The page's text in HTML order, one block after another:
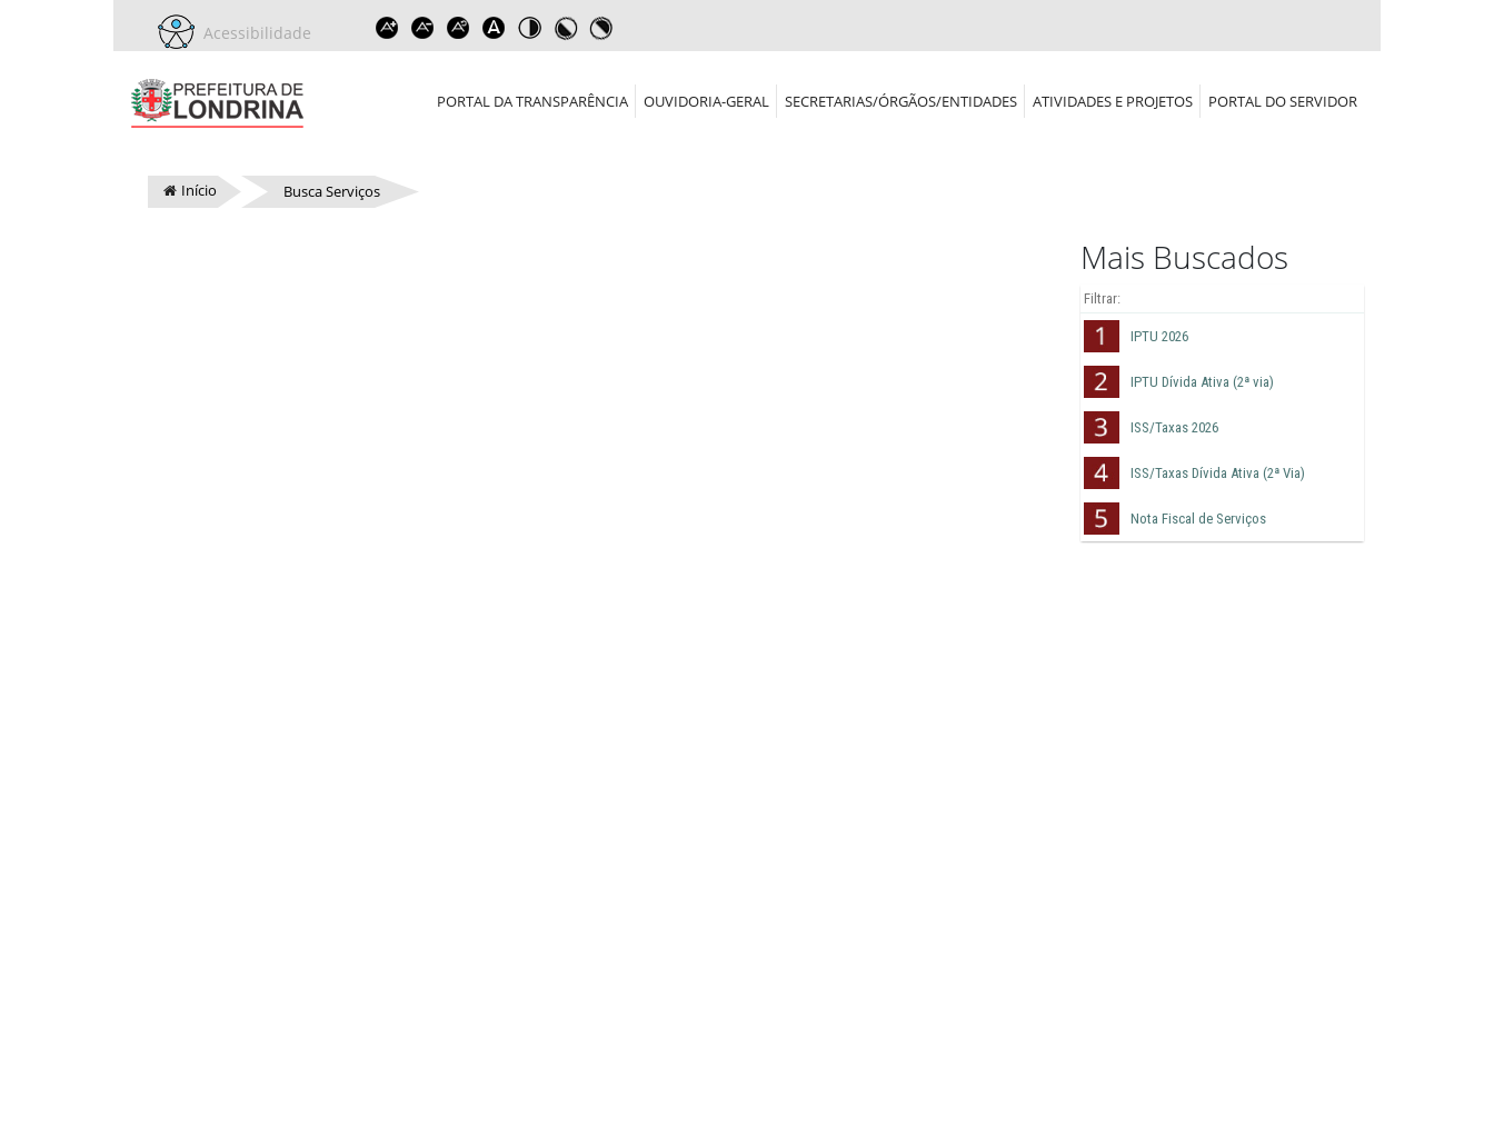
Acessibilidade
PORTAL DA TRANSPARÊNCIA OUVIDORIA-GERAL SECRETARIAS/ÓRGÃOS/ENTIDADES ATIVIDADES E PROJETOS PORTAL DO SERVIDOR
Início Busca Serviços
Mais Buscados
IPTU 2026
IPTU Dívida Ativa (2ª via)
ISS/Taxas 2026
ISS/Taxas Dívida Ativa (2ª Via)
Nota Fiscal de Serviços